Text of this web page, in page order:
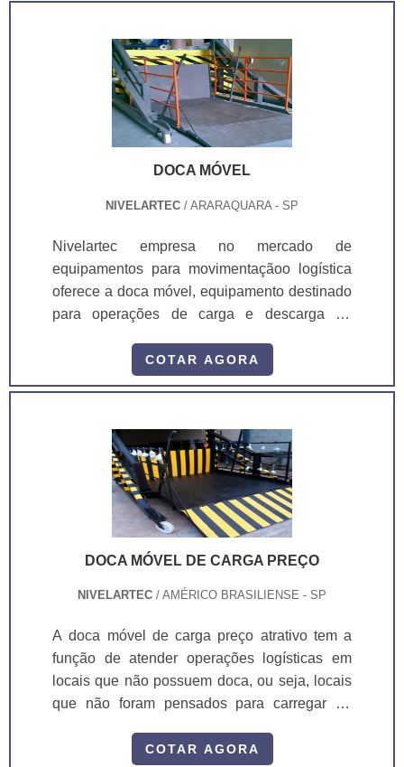
tomada e operar o equipamento.A doca é
fornecida em duas opções para maior
comodidade de operaçã...
DOCA MÓVEL
NIVELARTEC / ARARAQUARA - SP
Nivelartec empresa no mercado de
equipamentos para movimentaçãoo logí­stica
oferece a doca móvel, equipamento destinado
para operações de carga e descarga de
não possui altura suficiente para instalação de
niveladores de carga convencionais, sendo
com paleteira ou carrinho manual e paleteira
elétrica com operador a pá.A doca móvel
oferecida pela Nivelartec...
COTAR AGORA
DOCA MÓVEL DE CARGA PREÇO
NIVELARTEC / AMÉRICO BRASILIENSE - SP
A doca móvel de carga preço atrativo tem a
função de atender operações logísticas em
locais que não possuem doca, ou seja, locais
que não foram pensados para carregar ou
móvel de carga resolve este problema sem a
COTAR AGORA